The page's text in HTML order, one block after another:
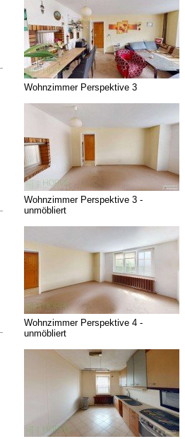
Wohnzimmer Perspektive 3
Wohnzimmer Perspektive 3 -
unmöbliert
Wohnzimmer Perspektive 4 -
unmöbliert